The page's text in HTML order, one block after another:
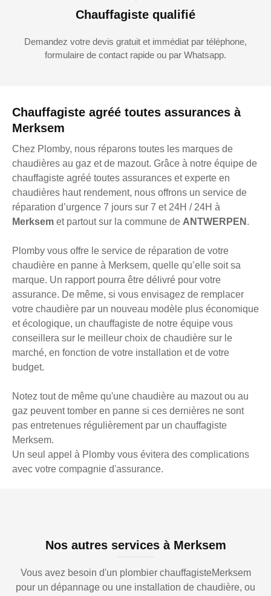
Chauffagiste agréé toutes assurances à
Merksem
Chez Plomby, nous réparons toutes les marques de
chaudières au gaz et de mazout. Grâce à notre équipe de
chauffagiste agréé toutes assurances et experte en
chaudières haut rendement, nous offrons un service de
réparation d’urgence 7 jours sur 7 et 24H / 24H à
Merksem et partout sur la commune de ANTWERPEN .
Plomby vous offre le service de réparation de votre
chaudière en panne à Merksem, quelle qu’elle soit sa
marque. Un rapport pourra être délivré pour votre
assurance. De même, si vous envisagez de remplacer
votre chaudière par un nouveau modèle plus économique
et écologique, un chauffagiste de notre équipe vous
conseillera sur le meilleur choix de chaudière sur le
marché, en fonction de votre installation et de votre
budget.
Notez tout de même qu'une chaudière au mazout ou au
gaz peuvent tomber en panne si ces dernières ne sont
pas entretenues régulièrement par un chauffagiste
Merksem.
Un seul appel à Plomby vous évitera des complications
avec votre compagnie d'assurance.
Chauffagiste qualifié
Demandez votre devis gratuit et immédiat par téléphone,
formulaire de contact rapide ou par Whatsapp.
Nos autres services à Merksem
Vous avez besoin d'un plombier chauffagisteMerksem
pour un dépannage ou une installation de chaudière, ou